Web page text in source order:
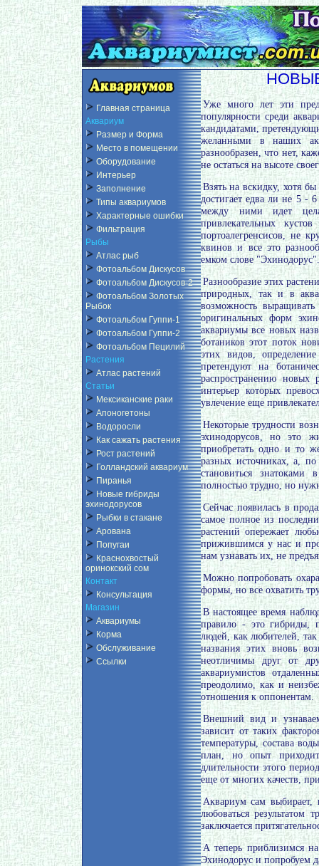
Главная страница
Аквариум
Размер и Форма
Место в помещении
Оборудование
Интерьер
Заполнение
Типы аквариумов
Характерные ошибки
Фильтрация
Рыбы
Атлас рыб
Фотоальбом Дискусов
Фотоальбом Дискусов-2
Фотоальбом Золотых
Рыбок
Фотоальбом Гуппи-1
Фотоальбом Гуппи-2
Фотоальбом Пецилий
Растения
Атлас растений
Статьи
Мексиканские раки
Апоногетоны
Водоросли
Как сажать растения
Рост растений
Голландский аквариум
Пиранья
Новые гибриды
эхинодорусов
Рыбки в стакане
Арована
Попугаи
Краснохвостый
оринокский сом
Контакт
Консультация
Магазин
Аквариумы
Корма
Обслуживание
Ссылки
Уже много лет эти
популярности среди
кандидатами,
желанными в наших
разнообразен, что нет,
не остаться на высоте
Взять на вскидку, хотя
достигает едва ли не 5 -
между ними идет
привлекательных
портоалегренсисов, не
квинов и все это
емком слове "Эхинодорус".
Разнообразие этих
природных, так и в
возможность
оригинальных форм
аквариумы все новых
ботаников этот поток
этих видов,
претендуют на
распространению новых
интерьер которых
увлечение еще
Некоторые трудности
эхинодорусов, но это
приобретать одно и то
разных источниках, а,
становиться
полностью трудно, но
Сейчас появилась в
самое полное из
растений опережает
прижившимся у нас и
нам узнавать их, не
Можно попробовать
формы, но все охватить
В настоящее время
правило - это гибриды,
людей, как любителей,
названия этих вновь
неотличимы друг от
аквариумистов
преодолимо, как и
отношения к оппонентам.
Внешний вид и
зависит от таких
температуры, состава
план, но опыт
длительности этого
еще от многих качеств,
Аквариум сам выбирает,
любоваться
заключается
А теперь приблизимся
Эхинодорус и попробуем